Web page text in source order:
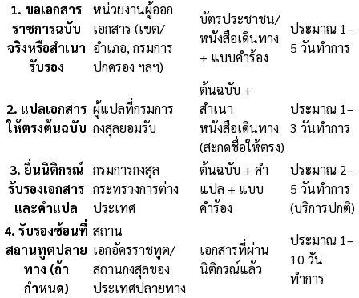
1. ขอเอกสาร
ราชการฉบับ
จริงหรือสำเนา
รับรอง
หน่วยงานผู้ออก
เอกสาร (เขต/
อำเภอ, กรมการ
ปกครอง ฯลฯ)
บัตรประชาชน/
หนังสือเดินทาง
+ แบบคำร้อง
ประมาณ 1–
5 วันทำการ
2. แปลเอกสาร
ให้ตรงต้นฉบับ
ผู้แปลที่กรมการ
กงสุลยอมรับ
ต้นฉบับ +
สำเนา
หนังสือเดินทาง
(สะกดชื่อให้ตรง)
ประมาณ 1–
3 วันทำการ
3. ยื่นนิติกรณ์
รับรองเอกสาร
และคำแปล
กรมการกงสุล
กระทรวงการต่าง
ประเทศ
ต้นฉบับ + คำ
แปล + แบบ
คำร้อง
ประมาณ 2–
5 วันทำการ
(บริการปกติ)
4. รับรองซ้อนที่
สถานทูตปลาย
ทาง (ถ้า
กำหนด)
สถาน
เอกอัครราชทูต/
สถานกงสุลของ
ประเทศปลายทาง
เอกสารที่ผ่าน
นิติกรณ์แล้ว
ประมาณ 1–
10 วัน
ทำการ